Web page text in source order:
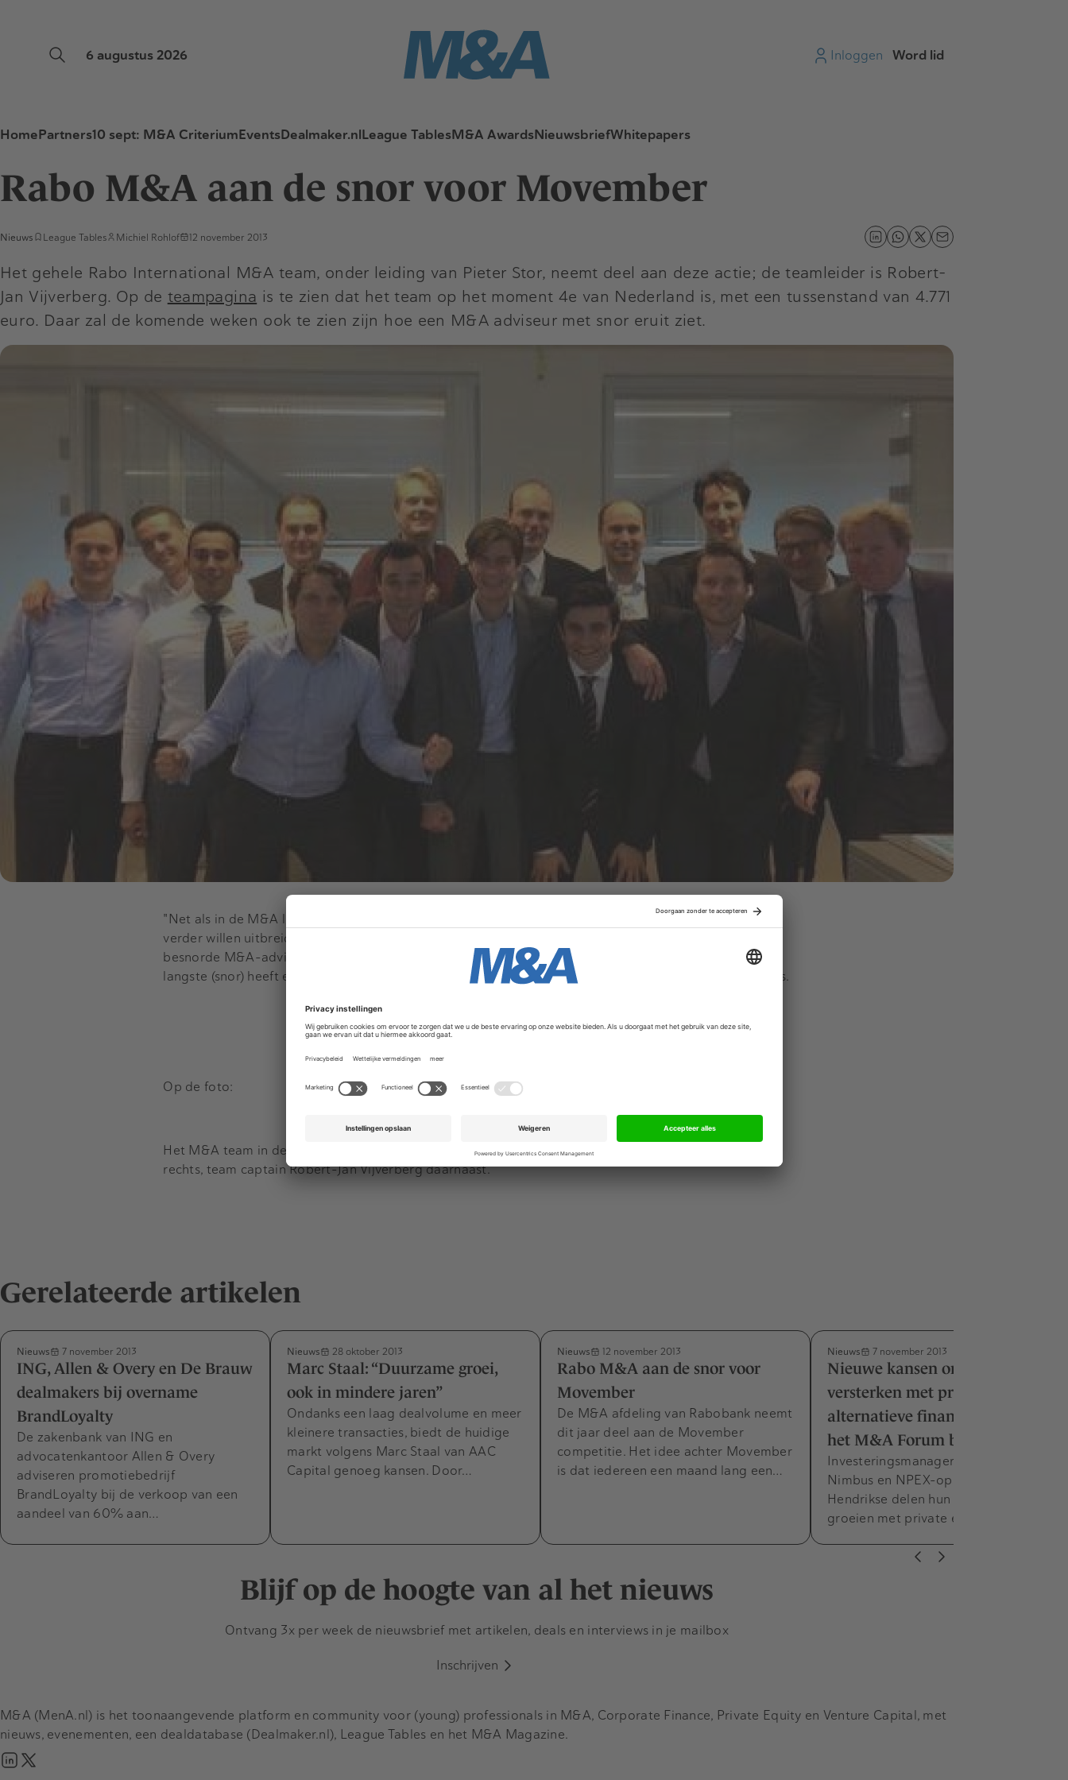
6 augustus 2026 Inloggen Word lid
HomePartners10 sept: M&A CriteriumEventsDealmaker.nlLeague TablesM&A AwardsNieuwsbriefWhitepapers
Rabo M&A aan de snor voor Movember
Nieuws League Tables Michiel Rohlof 12 november 2013
Het gehele Rabo International M&A team, onder leiding van Pieter Stor, neemt deel aan deze actie; de teamleider is Robert-
Jan Vijverberg. Op de teampagina is te zien dat het team op het moment 4e van Nederland is, met een tussenstand van 4.771
euro. Daar zal de komende weken ook te zien zijn hoe een M&A adviseur met snor eruit ziet.
"Net als in de M&A league tables, zouden we onze leidende positie in de Movember competitie graag
verder willen uitbreiden teneinde het ingezamelde bedrag nog veel verder te verhogen", aldus de bijna
besnorde M&A-adviseurs. M&A zal in de laatste week weer contact opnemen om te kijken wie de
langste (snor) heeft en in hoeverre het dragen van een snor bijdraagt aan een snellere closing van deals.
Advertentie
Op de foto:
Het M&A team in de eerste week, met beginnende snorren. Head of M&A Pieter Stor staat helemaal
rechts, team captain Robert-Jan Vijverberg daarnaast.
Gerelateerde artikelen
Nieuws 7 november 2013
ING, Allen & Overy en De Brauw
dealmakers bij overname
BrandLoyalty
De zakenbank van ING en
advocatenkantoor Allen & Overy
adviseren promotiebedrijf
BrandLoyalty bij de verkoop van een
aandeel van 60% aan…
Nieuws 28 oktober 2013
Marc Staal: “Duurzame groei,
ook in mindere jaren”
Ondanks een laag dealvolume en meer
kleinere transacties, biedt de huidige
markt volgens Marc Staal van AAC
Capital genoeg kansen. Door…
Nieuws 12 november 2013
Rabo M&A aan de snor voor
Movember
De M&A afdeling van Rabobank neemt
dit jaar deel aan de Movember
competitie. Het idee achter Movember
is dat iedereen een maand lang een…
Nieuws 7 november 2013
Nieuwe kansen om bedrijven te
versterken met private equity en
alternatieve financiering tijdens
het M&A Forum bij KPMG
Investeringsmanager Marc Renne van
Nimbus en NPEX-oprichter Adriaan
Hendrikse delen hun kennis om te
groeien met private equity en…
Blijf op de hoogte van al het nieuws
Ontvang 3x per week de nieuwsbrief met artikelen, deals en interviews in je mailbox
Inschrijven
M&A (MenA.nl) is het toonaangevende platform en community voor (young) professionals in M&A, Corporate Finance, Private Equity en Venture Capital, met
nieuws, evenementen, een dealdatabase (Dealmaker.nl), League Tables en het M&A Magazine.